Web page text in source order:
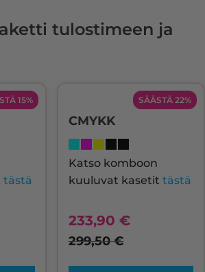
tulostimeen ja
15%
tästä
SÄÄSTÄ 22%
CMYKK
Katso komboon
kuuluvat kasetit tästä
233,90 €
299,50€